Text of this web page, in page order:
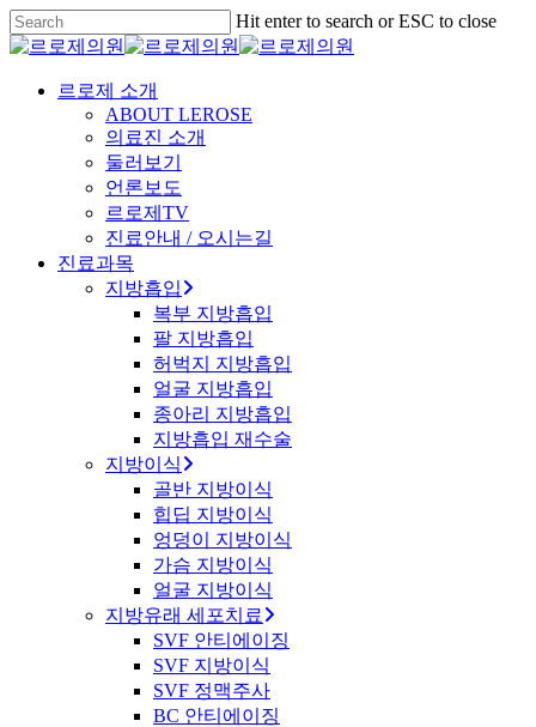
Skip
to
main
content
Hit enter to search or ESC to close
Close
Menu
르로제 소개
ABOUT LEROSE
의료진 소개
둘러보기
언론보도
르로제TV
진료안내 / 오시는길
진료과목
지방흡입
복부 지방흡입
팔 지방흡입
허벅지 지방흡입
얼굴 지방흡입
종아리 지방흡입
지방흡입 재수술
지방이식
골반 지방이식
힙딥 지방이식
엉덩이 지방이식
가슴 지방이식
얼굴 지방이식
지방유래 세포치료
SVF 안티에이징
SVF 지방이식
SVF 정맥주사
BC 안티에이징